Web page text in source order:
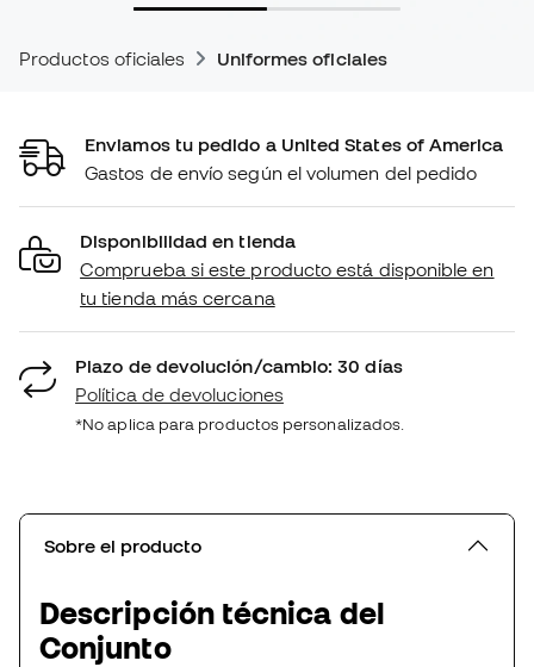
Productos oficiales Uniformes oficiales
Enviamos tu pedido a United States of America
Gastos de envío según el volumen del pedido
Disponibilidad en tienda
Comprueba si este producto está disponible en
tu tienda más cercana
Plazo de devolución/cambio: 30 días
Política de devoluciones
*No aplica para productos personalizados.
Sobre el producto
Descripción técnica del
Conjunto